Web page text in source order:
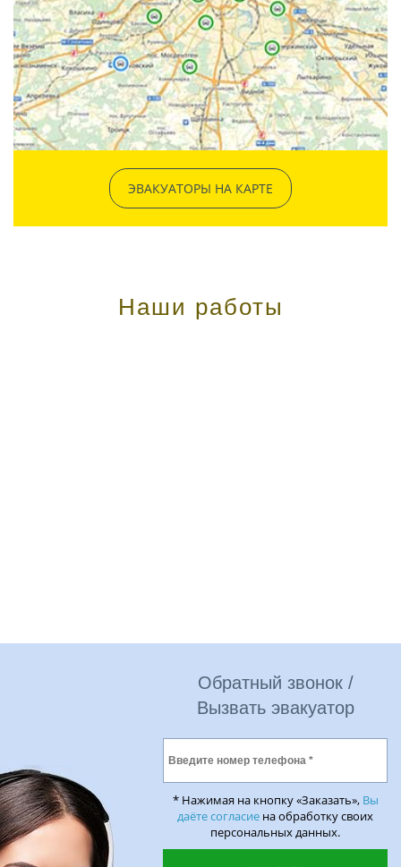
ЭВАКУАТОРЫ НА КАРТЕ
Наши работы
Обратный звонок /
Вызвать эвакуатор
* Нажимая на кнопку «Заказать», Вы
даёте согласие на обработку своих
персональных данных.